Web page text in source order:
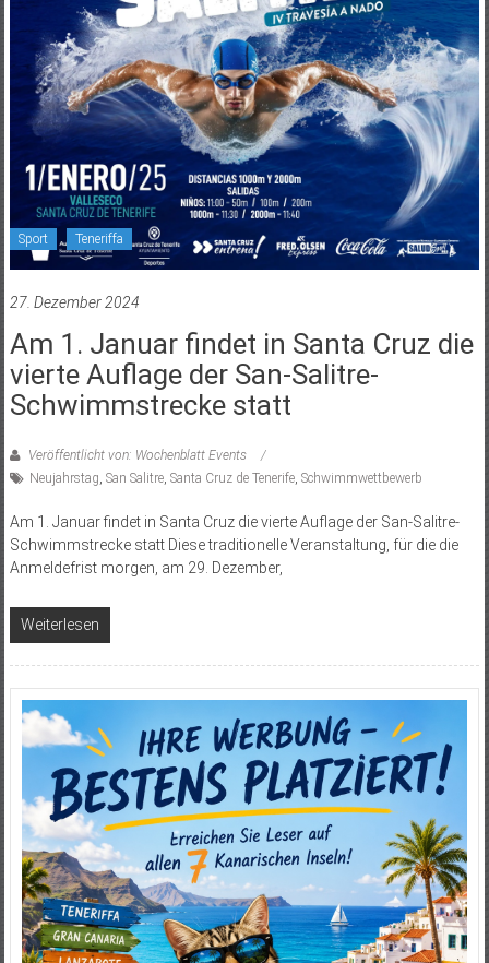
Sport Teneriffa
27. Dezember 2024
Am 1. Januar findet in Santa Cruz die
vierte Auflage der San-Salitre-
Schwimmstrecke statt
Veröffentlicht von: Wochenblatt Events
Neujahrstag San Salitre, Santa Cruz de Tenerife, Schwimmwettbewerb
Am 1. Januar findet in Santa Cruz die vierte Auflage der San-Salitre-
Schwimmstrecke statt Diese traditionelle Veranstaltung, für die die
Anmeldefrist morgen, am 29. Dezember,
Weiterlesen